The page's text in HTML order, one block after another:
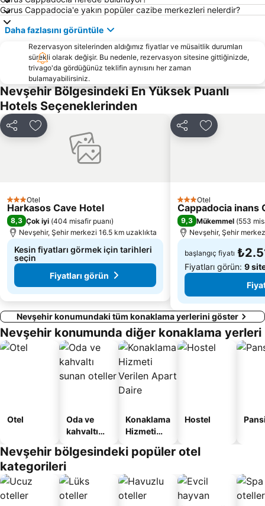
Carus Cappadocia'e yakın popüler cazibe merkezleri nelerdir?
Daha fazlasını görüntüle
Rezervasyon sitelerinden aldığımız fiyatlar ve müsaitlik durumları
sürekli olarak değişir. Bu nedenle, rezervasyon sitesine gittiğinizde,
trivago'da gördüğünüz teklifin aynısını her zaman
bulamayabilirsiniz.
Nevşehir Bölgesindeki En Yüksek Puanlı
Hotels Seçeneklerinden
Paylaş Favorilerime ekle
3 Yıldız
Otel
Harkasos Cave Hotel
8,3 Çok iyi (404 misafir puanı)
Nevşehir, Şehir merkezi 16.5 km uzaklıkta
Kesin fiyatları görmek için tarihleri
seçin
Fiyatları görün
Paylaş Favorilerime
3 Yıldız
Otel
Cappadocia inans
9,3 Mükemmel (553
Nevşehir, Şehir
başlangıç fiyatı
Fiyatları görün: 9
Nevşehir konumundaki tüm konaklama yerlerini göster
Nevşehir konumunda diğer konaklama yerleri
Otel
Oda ve
kahvaltı
oteller
Konaklama
Hizmeti
Apart
Hostel
Nevşehir bölgesindeki popüler otel
kategorileri